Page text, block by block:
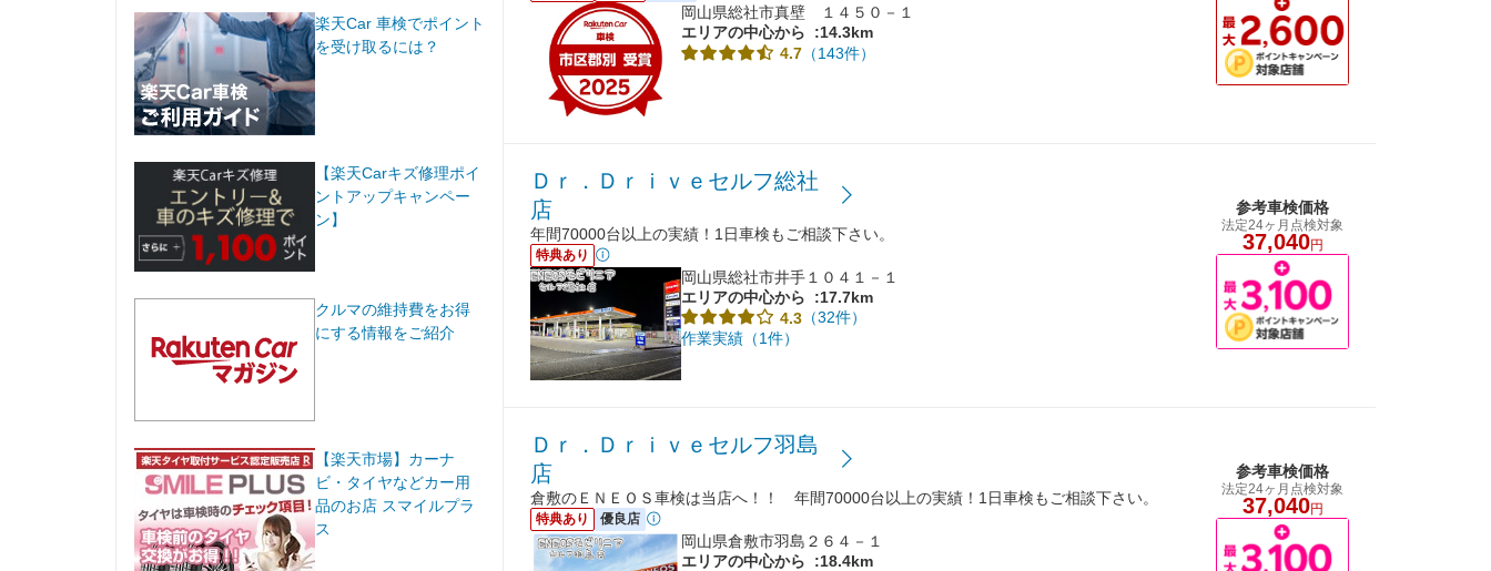
楽天Car 車検でポイント
を受け取るには？
【楽天Carキズ修理ポイ
ントアップキャンペー
ン】
クルマの維持費をお得
にする情報をご紹介
【楽天市場】カーナ
ビ・タイヤなどカー用
品のお店 スマイルプラ
ス
岡山県総社市真壁 １４５０－１
エリアの中心から
:14.3km
4.7 （143件）
Ｄｒ．Ｄｒｉｖｅセルフ総社
店
年間70000台以上の実績！1日車検もご相談下さい。
特典あり
岡山県総社市井手１０４１－１
エリアの中心から
:17.7km
4.3 （32件）
作業実績（1件）
参考車検価格
法定24ヶ月点検対象
37,040円
Ｄｒ．Ｄｒｉｖｅセルフ羽島
店
倉敷のＥＮＥＯＳ車検は当店へ！！ 年間70000台以上の実績！1日車検もご相談下さい。
特典あり 優良店
岡山県倉敷市羽島２６４－１
エリアの中心から
:18.4km
参考車検価格
法定24ヶ月点検対象
37,040円